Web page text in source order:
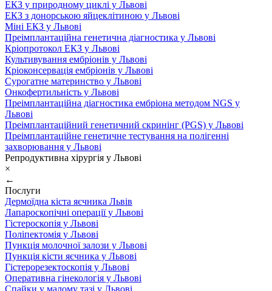
ЕКЗ у природному циклі у Львові
ЕКЗ з донорською яйцеклітиною у Львові
Міні ЕКЗ у Львові
Преімплантаційна генетична діагностика у Львові
Кріопротокол ЕКЗ у Львові
Культивування ембріонів у Львові
Кріоконсервація ембріонів у Львові
Сурогатне материнство у Львові
Онкофертильність у Львові
Преімплантаційна діагностика ембріона методом NGS у
Львові
Преімплантаційний генетичний скринінг (PGS) у Львові
Преімплантаційне генетичне тестування на полігенні
захворювання у Львові
Репродуктивна хірургія у Львові
×
←
Послуги
Дермоїдна кіста яєчника Львів
Лапароскопічні операції у Львові
Гістероскопія у Львові
Поліпектомія у Львові
Пункція молочної залози у Львові
Пункція кісти яєчника у Львові
Гістерорезектоскопія у Львові
Оперативна гінекологія у Львові
Спайки у малому тазі у Львові